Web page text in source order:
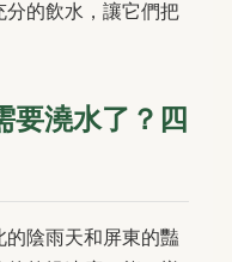
的飲水，讓它們把
要澆水了？四
陰雨天和屏東的豔